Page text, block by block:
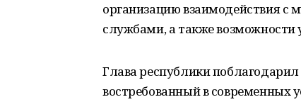
организацию взаимодействия
службами, а также возможности
Глава республики поблагодарил
востребованный в современных